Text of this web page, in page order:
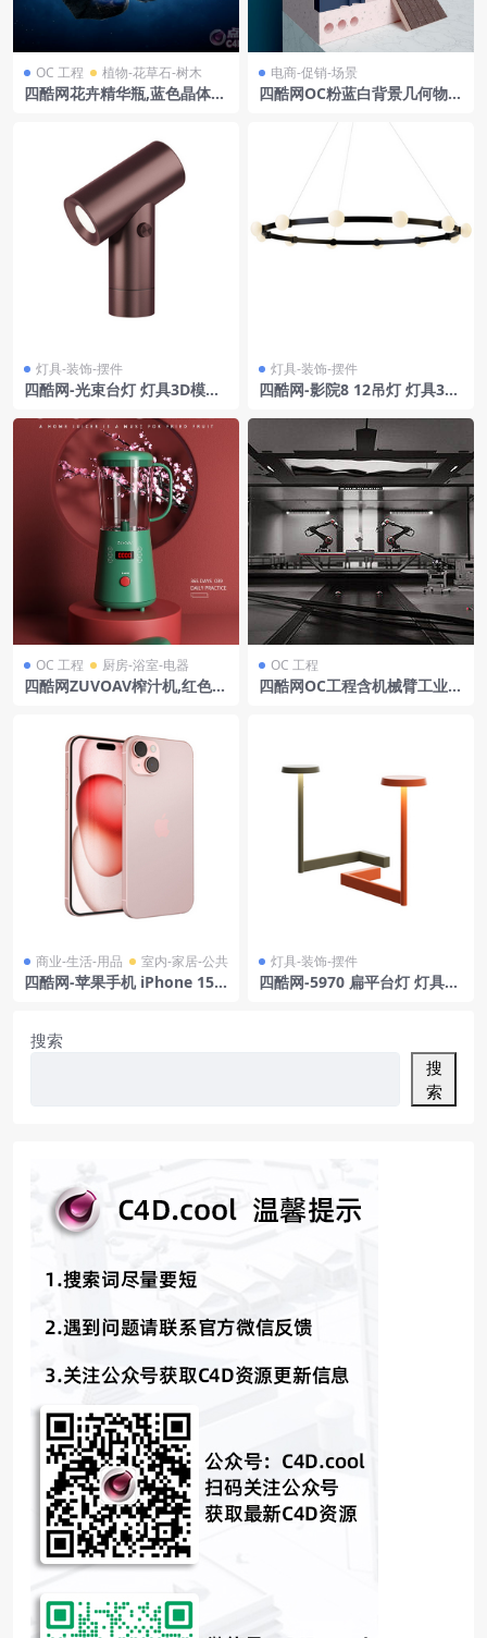
OC 工程 植物-花草石-树木
四酷网花卉精华瓶,蓝色晶体岩
电商-促销-场景
四酷网OC粉蓝白背景几何物体
灯具-装饰-摆件
四酷网-光束台灯 灯具3D模型
灯具-装饰-摆件
四酷网-影院8 12吊灯 灯具3D
OC 工程 厨房-浴室-电器
四酷网ZUVOAV榨汁机,红色圆
OC 工程
四酷网OC工程含机械臂工业厂
商业-生活-用品 室内-家居-公共
四酷网-苹果手机 iPhone 15 P
灯具-装饰-摆件
四酷网-5970 扁平台灯 灯具3
搜索
搜
索